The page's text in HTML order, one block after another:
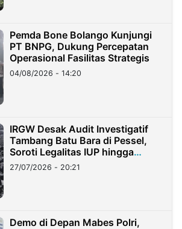
Pemda Bone Bolango Kunjungi
PT BNPG, Dukung Percepatan
Operasional Fasilitas Strategis
04/08/2026 - 14:20
IRGW Desak Audit Investigatif
Tambang Batu Bara di Pessel,
Soroti Legalitas IUP hingga
Stockpile
27/07/2026 - 20:21
Demo di Depan Mabes Polri,